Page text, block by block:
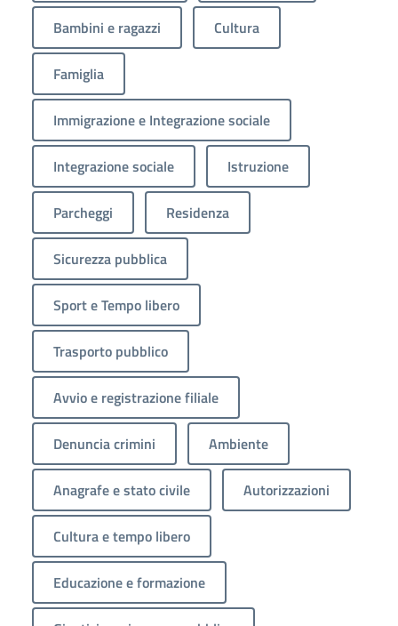
Bambini e ragazzi Cultura
Famiglia
Immigrazione e Integrazione sociale
Integrazione sociale Istruzione
Parcheggi Residenza
Sicurezza pubblica
Sport e Tempo libero
Trasporto pubblico
Avvio e registrazione filiale
Denuncia crimini Ambiente
Anagrafe e stato civile Autorizzazioni
Cultura e tempo libero
Educazione e formazione